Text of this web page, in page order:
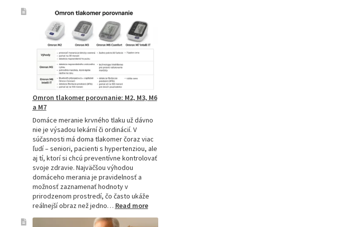
tlakomery
spoľahlivý
pomocník
pre
zdravie
Omron tlakomer porovnanie: M2, M3, M6
a M7
Domáce meranie krvného tlaku už dávno
nie je výsadou lekární či ordinácií. V
súčasnosti má doma tlakomer čoraz viac
ľudí – seniori, pacienti s hypertenziou, ale
aj tí, ktorí si chcú preventívne kontrolovať
svoje zdravie. Najväčšou výhodou
domáceho merania je pravidelnosť a
možnosť zaznamenať hodnoty v
prirodzenom prostredí, čo často ukáže
reálnejší obraz než jedno… Read more: